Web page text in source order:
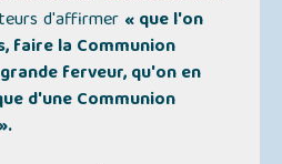
d'affirmer « que l'on
faire la Communion
ferveur, qu'on en
d'une Communion